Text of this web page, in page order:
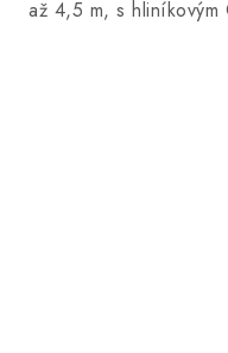
až 4,5 m, s hliníkovým